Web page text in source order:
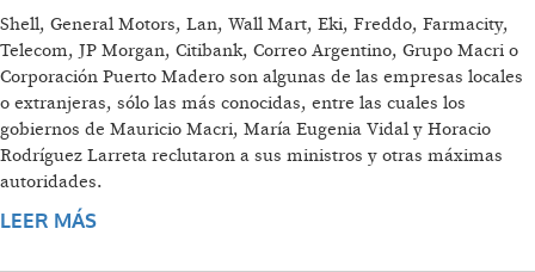
Shell, General Motors, Lan, Wall Mart, Eki, Freddo, Farmacity,
Telecom, JP Morgan, Citibank, Correo Argentino, Grupo Macri o
Corporación Puerto Madero son algunas de las empresas locales
o extranjeras, sólo las más conocidas, entre las cuales los
gobiernos de Mauricio Macri, María Eugenia Vidal y Horacio
Rodríguez Larreta reclutaron a sus ministros y otras máximas
autoridades.
LEER MÁS